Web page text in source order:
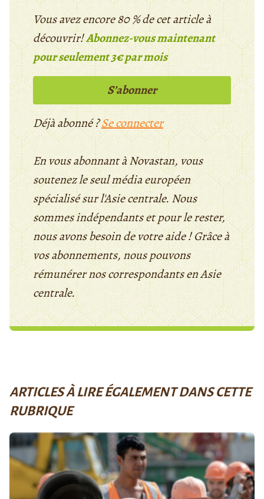
Vous avez encore 80 % de cet article à
découvrir!Abonnez-vous maintenant
pour seulement 3€ par mois
S’abonner
Déjà abonné ?Se connecter
En vous abonnant à Novastan, vous
soutenez le seul média européen
spécialisé sur l'Asie centrale. Nous
sommes indépendants et pour le rester,
nous avons besoin de votre aide ! Grâce à
vos abonnements, nous pouvons
rémunérer nos correspondants en Asie
centrale.
ARTICLES À LIRE ÉGALEMENT DANS CETTE
RUBRIQUE